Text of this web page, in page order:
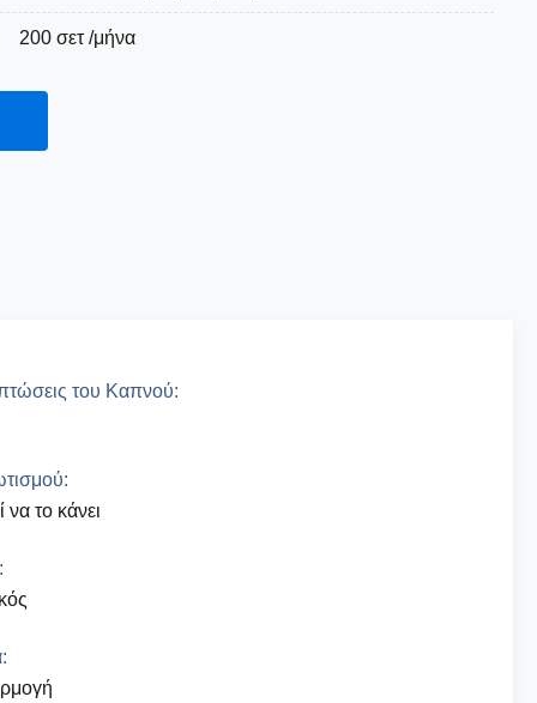
200 σετ /μήνα
του Καπνού:
να το κάνει